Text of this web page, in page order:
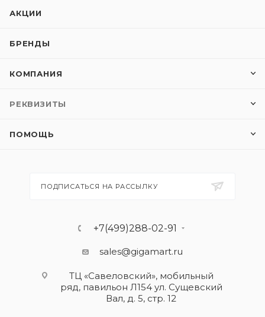
АКЦИИ
БРЕНДЫ
КОМПАНИЯ
РЕКВИЗИТЫ
ПОМОЩЬ
ПОДПИСАТЬСЯ НА РАССЫЛКУ
+7(499)288-02-91
sales@gigamart.ru
ТЦ «Савеловский», мобильный
ряд, павильон Л154 ул. Сущевский
Вал, д. 5, стр. 12